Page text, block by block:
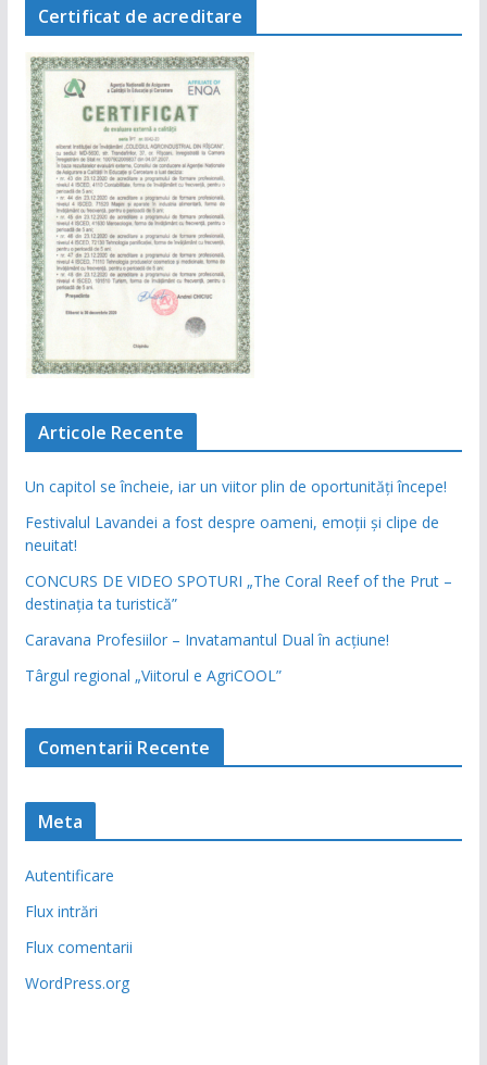
Certificat de acreditare
Articole Recente
Un capitol se încheie, iar un viitor plin de oportunități începe!
Festivalul Lavandei a fost despre oameni, emoții și clipe de
neuitat!
CONCURS DE VIDEO SPOTURI „The Coral Reef of the Prut –
destinația ta turistică”
Caravana Profesiilor – Invatamantul Dual în acțiune!
Târgul regional „Viitorul e AgriCOOL”
Comentarii Recente
Meta
Autentificare
Flux intrări
Flux comentarii
WordPress.org